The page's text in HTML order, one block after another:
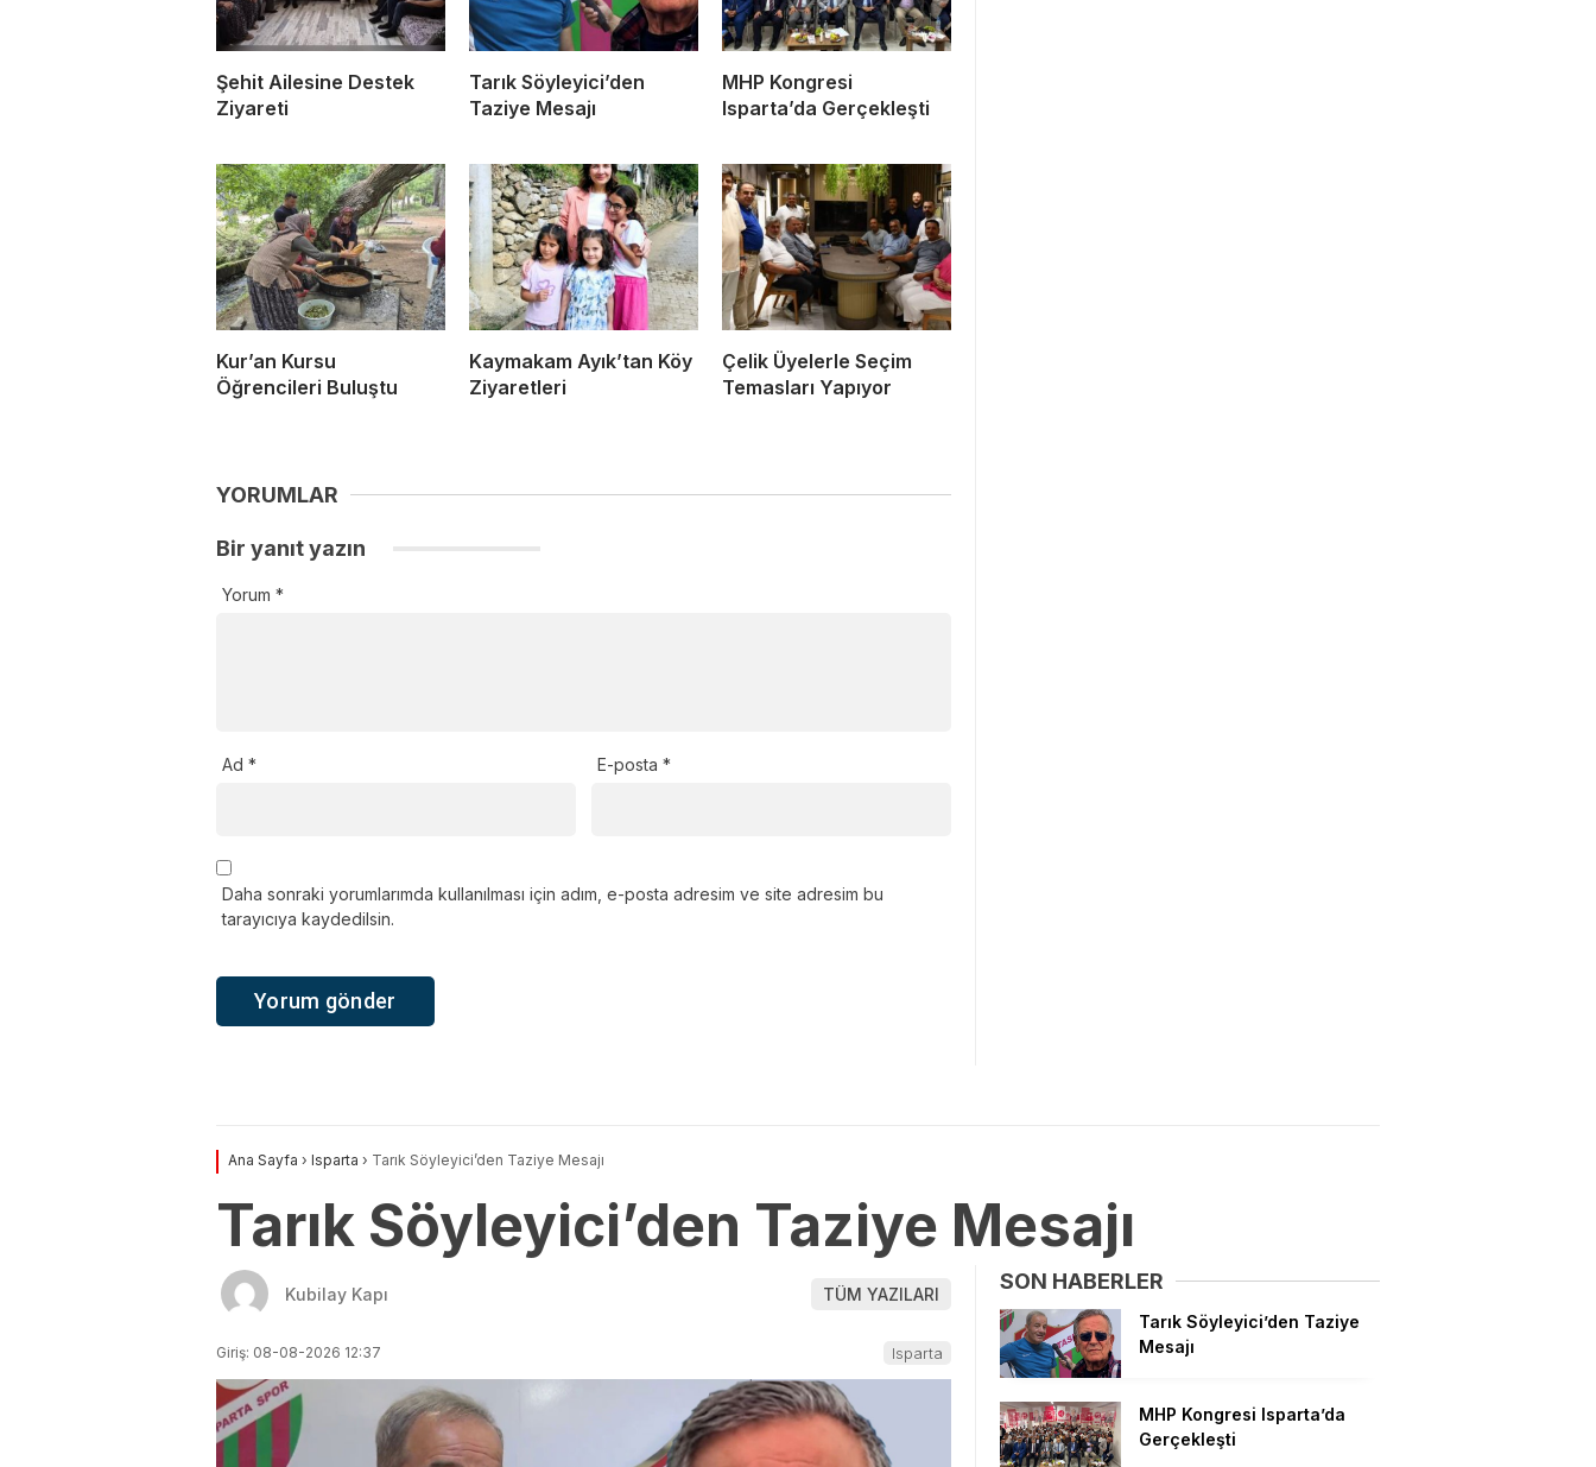
Şehit Ailesine Destek
Ziyareti
Tarık Söyleyici’den
Taziye Mesajı
MHP Kongresi
Isparta’da Gerçekleşti
Kur’an Kursu
Öğrencileri Buluştu
Kaymakam Ayık’tan Köy
Ziyaretleri
Çelik Üyelerle Seçim
Temasları Yapıyor
YORUMLAR
Bir yanıt yazın
Yorum *
Ad * E-posta *
Daha sonraki yorumlarımda kullanılması için adım, e-posta adresim ve site adresim bu
tarayıcıya kaydedilsin.
Ana Sayfa › Isparta › Tarık Söyleyici’den Taziye Mesajı
Tarık Söyleyici’den Taziye Mesajı
Kubilay Kapı TÜM YAZILARI
Giriş: 08-08-2026 12:37 Isparta
SON HABERLER
Tarık Söyleyici’den Taziye
Mesajı
MHP Kongresi Isparta’da
Gerçekleşti